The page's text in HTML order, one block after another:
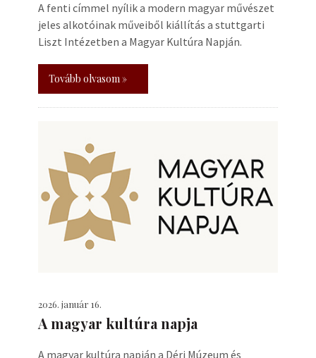
A fenti címmel nyílik a modern magyar művészet
jeles alkotóinak műveiből kiállítás a stuttgarti
Liszt Intézetben a Magyar Kultúra Napján.
Tovább olvasom »
2026. január 16.
A magyar kultúra napja
A magyar kultúra napján a Déri Múzeum és